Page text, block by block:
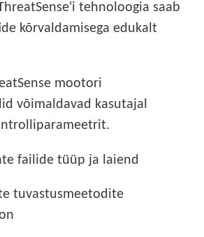
tehnoloogia saab
kõrvaldamisega edukalt
mootori
võimaldavad kasutajal
failide tüüp ja laiend
tuvastusmeetodite